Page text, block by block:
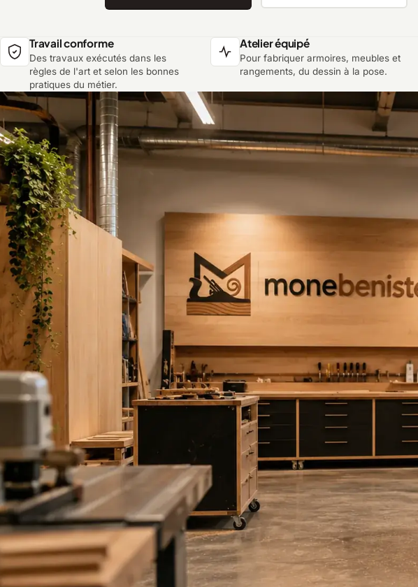
Travail conforme
Des travaux exécutés dans les
règles de l'art et selon les bonnes
pratiques du métier.
Atelier équipé
Pour fabriquer armoires, meubles et
rangements, du dessin à la pose.